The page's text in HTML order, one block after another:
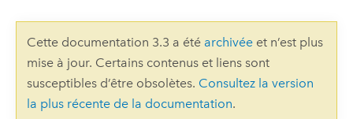
Cette documentation 3.3 a été archivéeet n’est plus
mise à jour. Certains contenus et liens sont
susceptibles d’être obsolètes. Consultez la version
la plus récente de la documentation.